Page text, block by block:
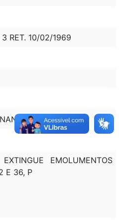
RET. 10/02/1969
EMOLUMENTOS
E 36, P